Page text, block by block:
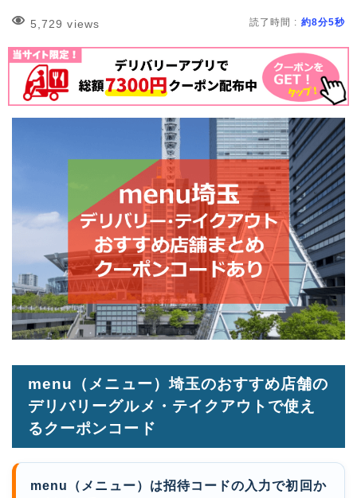
5,729 views 読了時間 : 約8分5秒
menu（メニュー）埼玉のおすすめ店舗の
デリバリーグルメ・テイクアウトで使え
るクーポンコード
menu（メニュー）は招待コードの入力で初回か